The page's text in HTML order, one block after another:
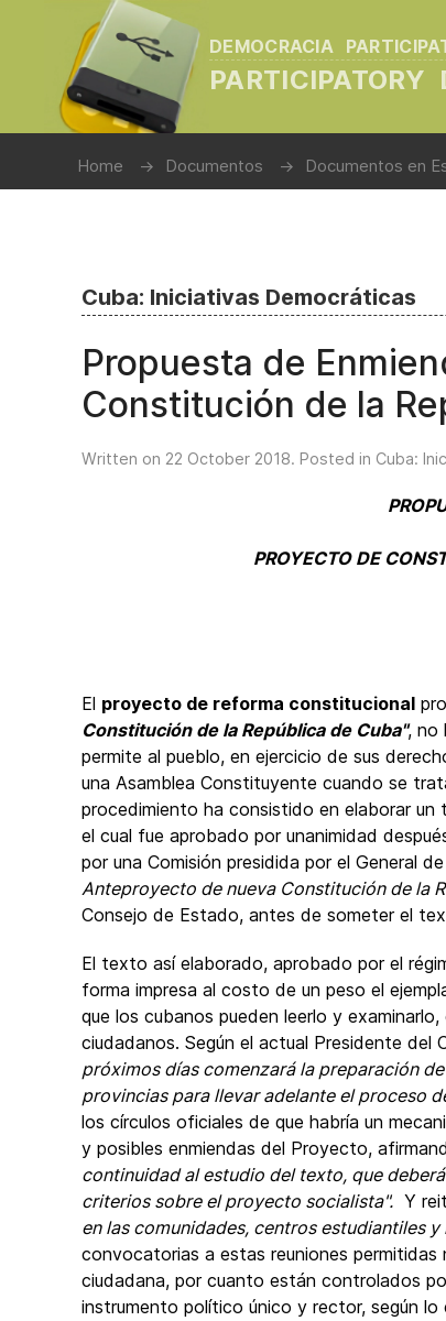
DEMOCRACIA
PARTICIPATORY
Home Documentos Documentos en
Cuba: Iniciativas Democráticas
Propuesta de
Constitución de la
Written on 22 October 2018. Posted in Cuba:
PROYECTO DE
El proyecto de reforma constitucional
Constitución de la República de Cuba", no
permite al pueblo, en ejercicio de sus
una Asamblea Constituyente cuando se
procedimiento ha consistido en elaborar
el cual fue aprobado por unanimidad
por una Comisión presidida por el General
Anteproyecto de nueva Constitución de la
Consejo de Estado, antes de someter el
El texto así elaborado, aprobado por el
forma impresa al costo de un peso el
que los cubanos pueden leerlo y
ciudadanos. Según el actual Presidente del
próximos días comenzará la preparación
provincias para llevar adelante el proceso
los círculos oficiales de que habría un
y posibles enmiendas del Proyecto,
continuidad al estudio del texto, que
criterios sobre el proyecto socialista". Y
en las comunidades, centros estudiantiles y
convocatorias a estas reuniones
ciudadana, por cuanto están controlados
instrumento político único y rector, según